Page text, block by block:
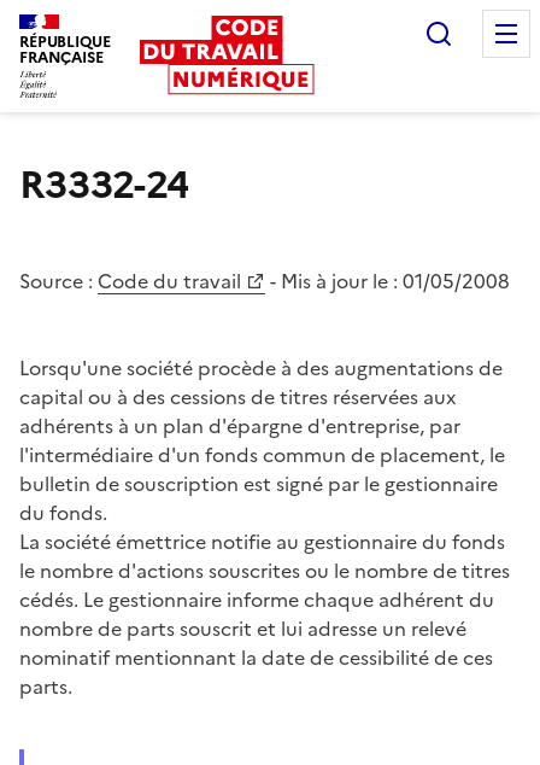
RÉPUBLIQUE
FRANÇAISE
R3332-24
Source : Code du travail - Mis à jour le : 01/05/2008
Lorsqu'une société procède à des augmentations de
capital ou à des cessions de titres réservées aux
adhérents à un plan d'épargne d'entreprise, par
l'intermédiaire d'un fonds commun de placement, le
bulletin de souscription est signé par le gestionnaire
du fonds.
La société émettrice notifie au gestionnaire du fonds
le nombre d'actions souscrites ou le nombre de titres
cédés. Le gestionnaire informe chaque adhérent du
nombre de parts souscrit et lui adresse un relevé
nominatif mentionnant la date de cessibilité de ces
parts.